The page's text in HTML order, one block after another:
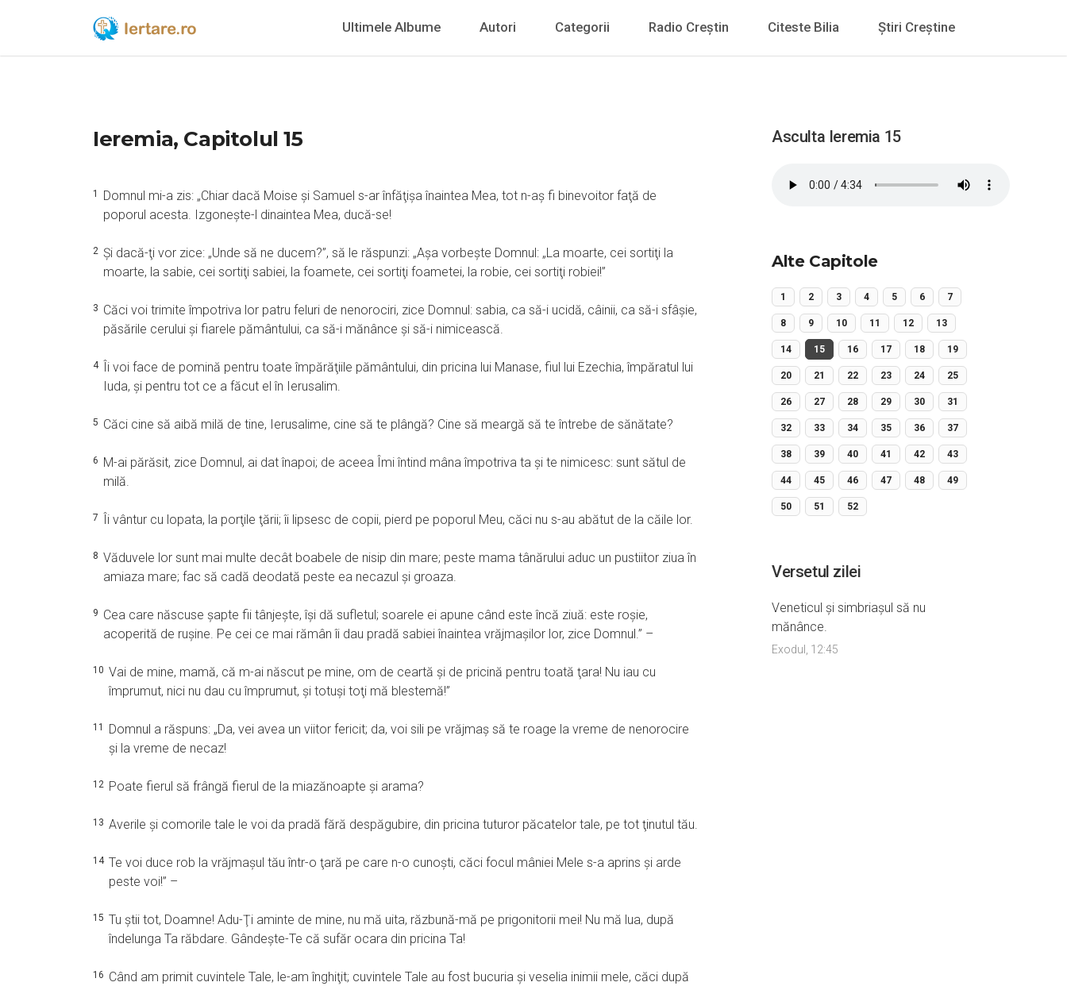
Ultimele Albume Autori Categorii Radio Creștin Citeste Bilia Știri Creștine
Ieremia, Capitolul 15
1 Domnul mi-a zis: „Chiar dacă Moise şi Samuel s-ar înfăţişa înaintea Mea, tot n-aş fi binevoitor faţă de
poporul acesta. Izgoneşte-l dinaintea Mea, ducă-se!
2 Şi dacă-ţi vor zice: „Unde să ne ducem?”, să le răspunzi: „Aşa vorbeşte Domnul: „La moarte, cei sortiţi la
moarte, la sabie, cei sortiţi sabiei, la foamete, cei sortiţi foametei, la robie, cei sortiţi robiei!”
3 Căci voi trimite împotriva lor patru feluri de nenorociri, zice Domnul: sabia, ca să-i ucidă, câinii, ca să-i sfâşie,
păsările cerului şi fiarele pământului, ca să-i mănânce şi să-i nimicească.
4 Îi voi face de pomină pentru toate împărăţiile pământului, din pricina lui Manase, fiul lui Ezechia, împăratul lui
Iuda, şi pentru tot ce a făcut el în Ierusalim.
5 Căci cine să aibă milă de tine, Ierusalime, cine să te plângă? Cine să meargă să te întrebe de sănătate?
6 M-ai părăsit, zice Domnul, ai dat înapoi; de aceea Îmi întind mâna împotriva ta şi te nimicesc: sunt sătul de
milă.
7 Îi vântur cu lopata, la porţile ţării; îi lipsesc de copii, pierd pe poporul Meu, căci nu s-au abătut de la căile lor.
8 Văduvele lor sunt mai multe decât boabele de nisip din mare; peste mama tânărului aduc un pustiitor ziua în
amiaza mare; fac să cadă deodată peste ea necazul şi groaza.
9 Cea care născuse şapte fii tânjeşte, îşi dă sufletul; soarele ei apune când este încă ziuă: este roşie,
acoperită de ruşine. Pe cei ce mai rămân îi dau pradă sabiei înaintea vrăjmaşilor lor, zice Domnul.” –
10 Vai de mine, mamă, că m-ai născut pe mine, om de ceartă şi de pricină pentru toată ţara! Nu iau cu
împrumut, nici nu dau cu împrumut, şi totuşi toţi mă blestemă!”
11 Domnul a răspuns: „Da, vei avea un viitor fericit; da, voi sili pe vrăjmaş să te roage la vreme de nenorocire
şi la vreme de necaz!
12 Poate fierul să frângă fierul de la miazănoapte şi arama?
13 Averile şi comorile tale le voi da pradă fără despăgubire, din pricina tuturor păcatelor tale, pe tot ţinutul tău.
14 Te voi duce rob la vrăjmaşul tău într-o ţară pe care n-o cunoşti, căci focul mâniei Mele s-a aprins şi arde
peste voi!” –
15 Tu ştii tot, Doamne! Adu-Ţi aminte de mine, nu mă uita, răzbună-mă pe prigonitorii mei! Nu mă lua, după
îndelunga Ta răbdare. Gândeşte-Te că sufăr ocara din pricina Ta!
16 Când am primit cuvintele Tale, le-am înghiţit; cuvintele Tale au fost bucuria şi veselia inimii mele, căci după
Asculta Ieremia 15
Alte Capitole
1 2 3 4 5 6 7
8 9 10 11 12 13
14 15 16 17 18 19
20 21 22 23 24 25
26 27 28 29 30 31
32 33 34 35 36 37
38 39 40 41 42 43
44 45 46 47 48 49
50 51 52
Versetul zilei
Veneticul şi simbriaşul să nu
mănânce.
Exodul, 12:45